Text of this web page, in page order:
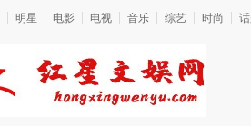
明星 电影 电视 音乐 综艺 时尚